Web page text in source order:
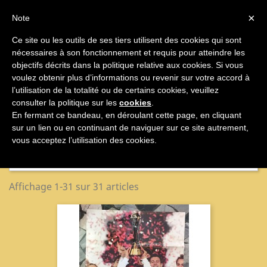


ARTICOLI DA
COLLEZIONE
Affichage 1-31 sur 31 articles
×
Note
Ce site ou les outils de ses tiers utilisent des cookies qui sont
nécessaires à son fonctionnement et requis pour atteindre les
objectifs décrits dans la politique relative aux cookies. Si vous
voulez obtenir plus d’informations ou revenir sur votre accord à
l’utilisation de la totalité ou de certains cookies, veuillez
consulter la politique sur les cookies
En fermant ce bandeau, en déroulant cette page, en cliquant
sur un lien ou en continuant de naviguer sur ce site autrement,
vous acceptez l’utilisation des cookies.